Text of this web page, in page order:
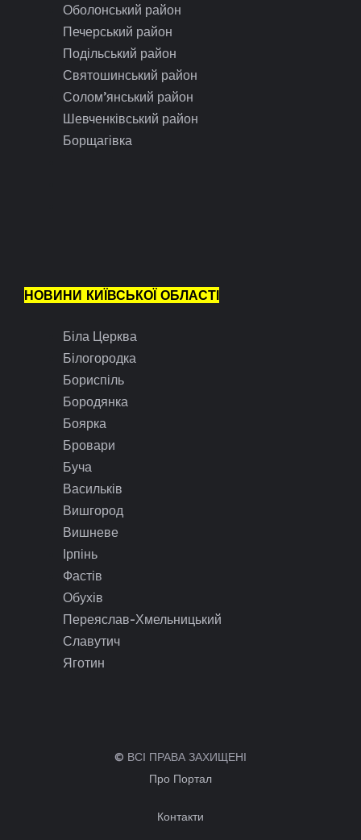
Оболонський район
Печерський район
Подільський район
Святошинський район
Солом’янський район
Шевченківський район
Борщагівка
НОВИНИ КИЇВСЬКОЇ ОБЛАСТІ
Біла Церква
Білогородка
Бориспіль
Бородянка
Боярка
Бровари
Буча
Васильків
Вишгород
Вишневе
Ірпінь
Фастів
Обухів
Переяслав-Хмельницький
Славутич
Яготин
© ВСІ ПРАВА ЗАХИЩЕНІ
Про Портал
Контакти